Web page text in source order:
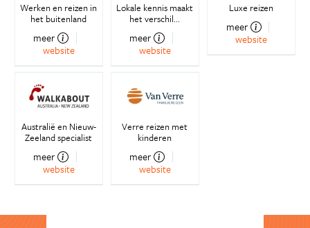
Werken en reizen in
het buitenland
meer
website
Lokale kennis maakt
het verschil...
meer
website
Luxe reizen
meer
website
Australië en Nieuw-
Zeeland specialist
meer
website
Verre reizen met
kinderen
meer
website